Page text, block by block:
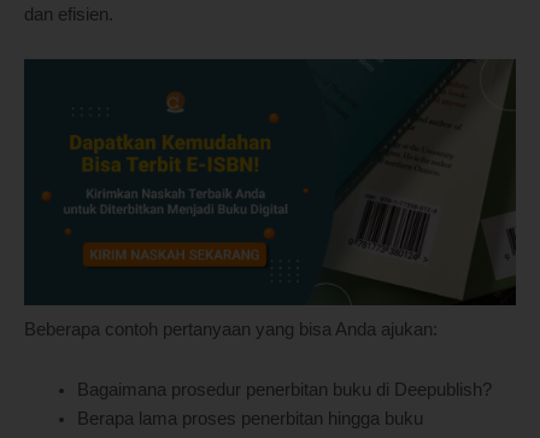
dan efisien.
Beberapa contoh pertanyaan yang bisa Anda ajukan:
Bagaimana prosedur penerbitan buku di Deepublish?
Berapa lama proses penerbitan hingga buku